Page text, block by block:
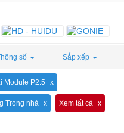
số Sắp xếp
Module P2.5
Trong nhà Xem tất cả